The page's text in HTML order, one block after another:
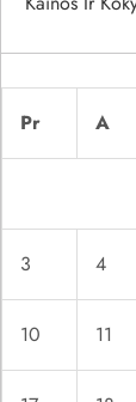
r
a
š
ų
Pr
A
3 4
10 11